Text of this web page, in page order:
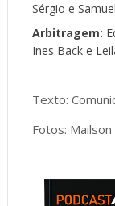
Sérgio e
Arbitragem:
Ines Back e
Texto:
Fotos: Mailson